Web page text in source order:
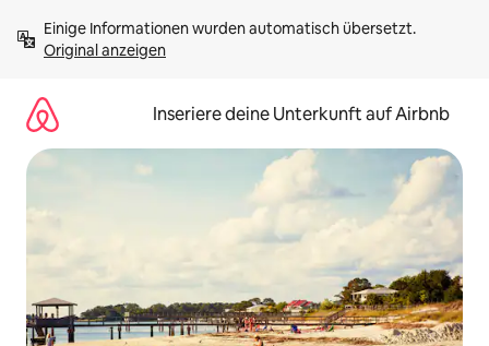
Inhalten
springenOriginal anzeigen
Inseriere deine Unterkunft auf Airbnb